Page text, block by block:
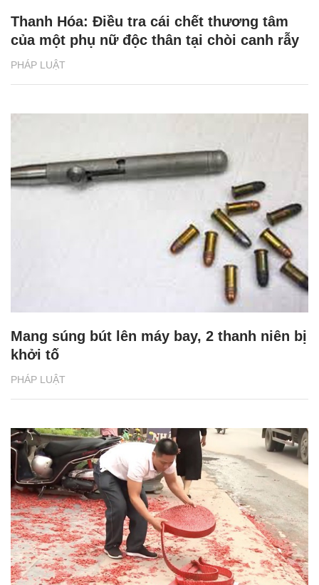
PHÁP LUẬT
Thanh Hóa: Điều tra cái chết thương tâm
của một phụ nữ độc thân tại chòi canh rẫy
PHÁP LUẬT
Mang súng bút lên máy bay, 2 thanh niên bị
khởi tố